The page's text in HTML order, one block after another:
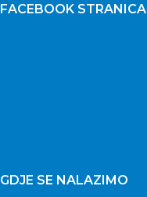
FACEBOOK STRANICA
GDJE SE NALAZIMO